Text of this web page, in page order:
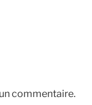
commentaire.